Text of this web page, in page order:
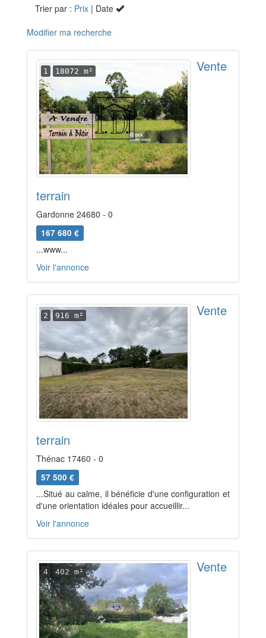
Trier par : Prix | Date
Modifier ma recherche
1 18072 m² Vente
terrain
Gardonne 24680 - 0
167 680 €
...www...
Voir l'annonce
2 916 m² Vente
terrain
Thénac 17460 - 0
57 500 €
...Situé au calme, il bénéficie d'une configuration et
d'une orientation idéales pour accueillir...
Voir l'annonce
4 402 m² Vente